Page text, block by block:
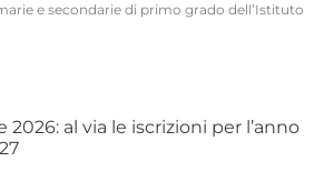
e secondarie di primo grado dell’Istituto
2026: al via le iscrizioni per l’anno